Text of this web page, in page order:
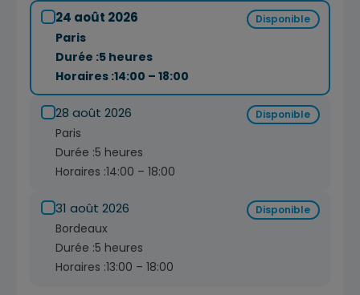
24 août 2026 Disponible
Paris
Durée :5 heures
Horaires :14:00 – 18:00
28 août 2026 Disponible
Paris
Durée :5 heures
Horaires :14:00 – 18:00
31 août 2026 Disponible
Bordeaux
Durée :5 heures
Horaires :13:00 – 18:00